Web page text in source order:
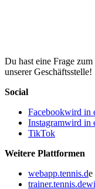
Du hast eine Frage
unserer Geschäftsstelle!
Social
Facebookwird in
Instagramwird in
TikTok
Weitere Plattformen
webapp.tennis.de
trainer.tennis.de